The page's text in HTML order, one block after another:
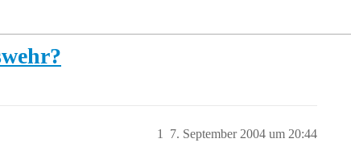
7. September 2004 um 20:44
1